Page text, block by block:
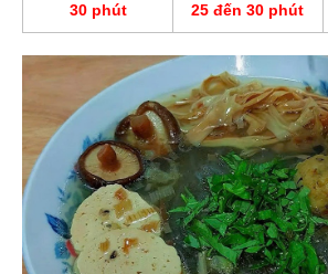
30 phút 25 đến 30 phút